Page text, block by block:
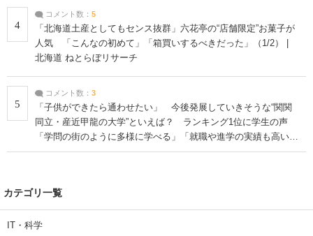
4
コメント数： 5
「北海道土産としてもセンス抜群」六花亭の“店舗限定”お菓子が
人気 「こんなの初めて」「箱買いするべきだった」（1/2） |
北海道 ねとらぼリサーチ
5
コメント数： 3
「子供ができたら通わせたい」 今後発展していきそうな“関関
同立・産近甲龍の大学”といえば？ ランキング1位に学生の声
「学問の街のように多様に学べる」「就職や進学の実績も高い」
| 大学 ねとらぼリサーチ
カテゴリ一覧
IT・科学